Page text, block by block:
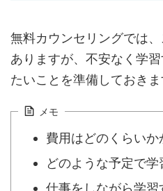
無料カウンセリングでは
ありますが、不安なく学
たいことを準備しておきま
メモ
費用はどのくらいか
どのような予定で